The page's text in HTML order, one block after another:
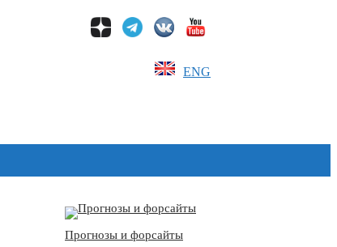
ENG
Прогнозы и форсайты